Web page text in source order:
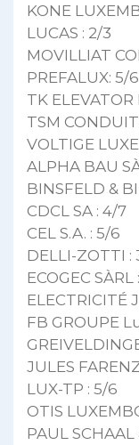
KONE
LUCAS : 2/3
MOVILLIAT
PREFALUX: 5/6
TK
TSM
VOLTIGE
ALPHA BAU
BINSFELD &
CDCL SA : 4/7
CEL S.A. : 5/6
DELLI-ZOTTI :
ECOGEC SÀRL
ELECTRICITÉ
FB GROUPE
JULES
LUX-TP : 5/6
OTIS
PAUL SCHAAL